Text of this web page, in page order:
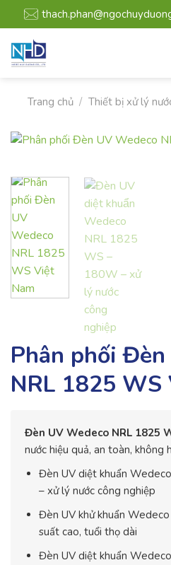
qua
nội
dung
Trang chủ / Thiết bị xử lý
Phân phối
NRL 1825 WS
Đèn UV Wedeco NRL 1825
nước hiệu quả, an toàn, không
Đèn UV diệt khuẩn
– xử lý nước công nghiệp
Đèn UV khử khuẩn
suất cao, tuổi thọ dài
Đèn UV diệt khuẩn